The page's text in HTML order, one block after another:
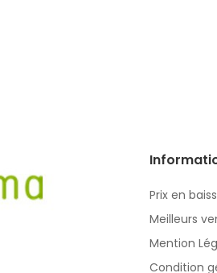
Prix en
Meilleurs
Mention
Condition